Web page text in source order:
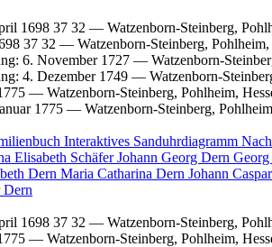
1698 37 32 — Watzenborn-Steinberg,
37 32 — Watzenborn-Steinberg,
: 6. November 1727 — Watzenborn-
: 4. Dezember 1749 — Watzenborn-
— Watzenborn-Steinberg, Pohlheim,
1775 — Watzenborn-Steinberg,
Interaktives Sanduhrdiagramm
Elisabeth Schäfer Johann Georg Dern
Dern Maria Catharina Dern Johann Caspar
Dern
1698 37 32 — Watzenborn-Steinberg,
— Watzenborn-Steinberg, Pohlheim,